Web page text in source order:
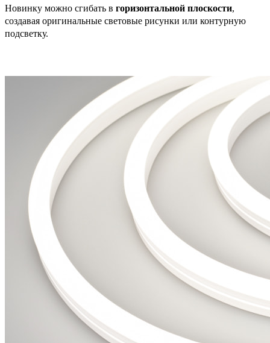
Новинку можно сгибать в горизонтальной плоскости,
создавая оригинальные световые рисунки или контурную
подсветку.